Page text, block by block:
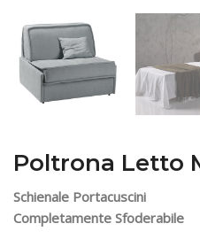
Poltrona Letto
Schienale Portacuscini
Completamente Sfoderabile